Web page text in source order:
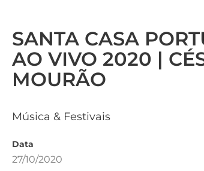
SANTA CASA
AO VIVO 2020 |
MOURÃO
Música & Festivais
Data
27/10/2020